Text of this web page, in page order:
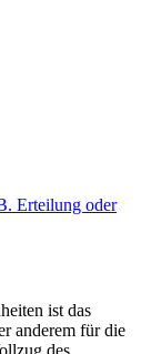
Erteilung oder
ist das
anderem für die